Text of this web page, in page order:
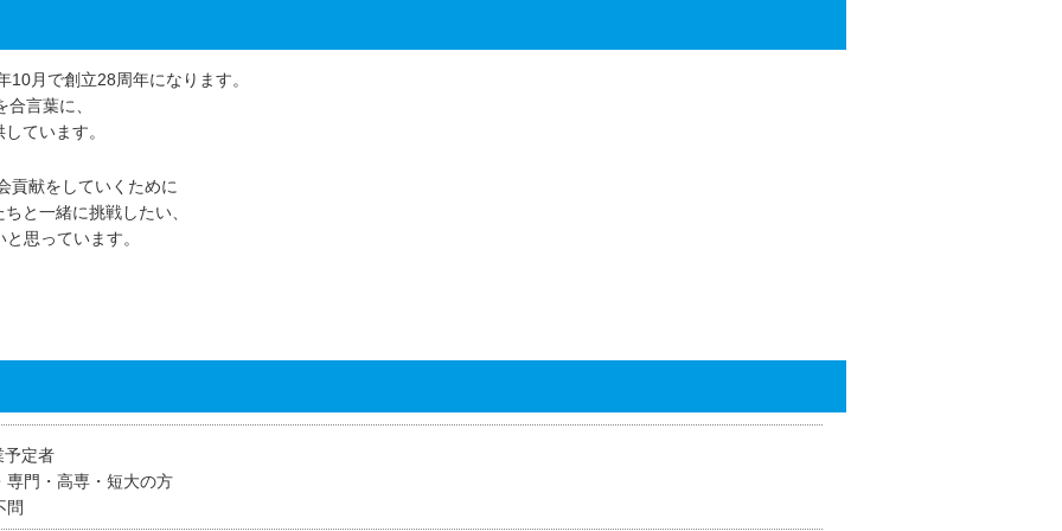
月で創立28周年になります。
言葉に、
ています。
貢献をしていくために
と一緒に挑戦したい、
思っています。
予定者
専門・高専・短大の方
問